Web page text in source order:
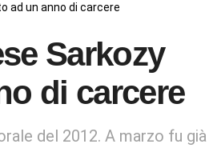
ad un anno di carcere
Sarkozy
di carcere
del 2012. A marzo fu già